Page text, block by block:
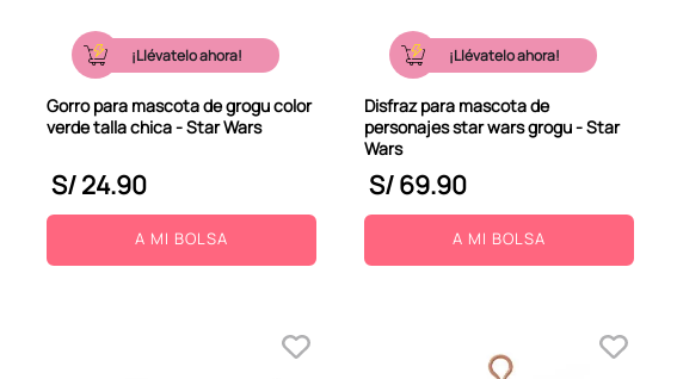
¡Llévatelo ahora!
Gorro para mascota de grogu color
verde talla chica - Star Wars
S/24.90
A MI BOLSA
¡Llévatelo ahora!
Disfraz para mascota de
personajes star wars grogu - Star
Wars
S/69.90
A MI BOLSA